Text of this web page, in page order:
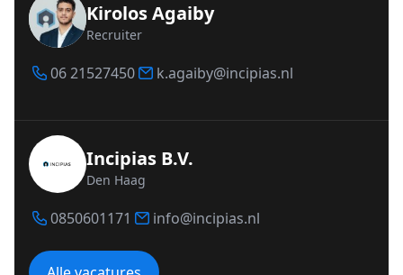
Kirolos Agaiby
Recruiter
06 21527450 k.agaiby@incipias.nl
Incipias B.V.
Den Haag
0850601171 info@incipias.nl